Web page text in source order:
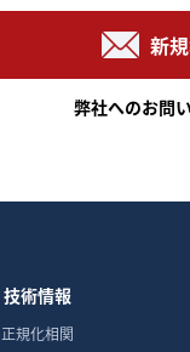
新
弊社へのお問
技術情報
正規化相関